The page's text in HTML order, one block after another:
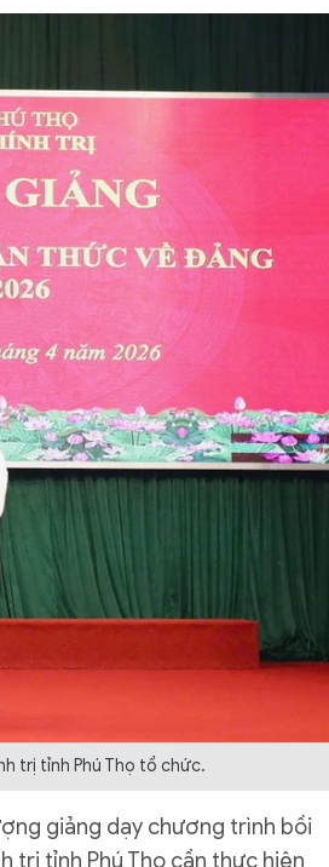
trị tỉnh Phú Thọ tổ chức.
giảng dạy chương trình bồi
trị tỉnh Phú Thọ cần thực hiện